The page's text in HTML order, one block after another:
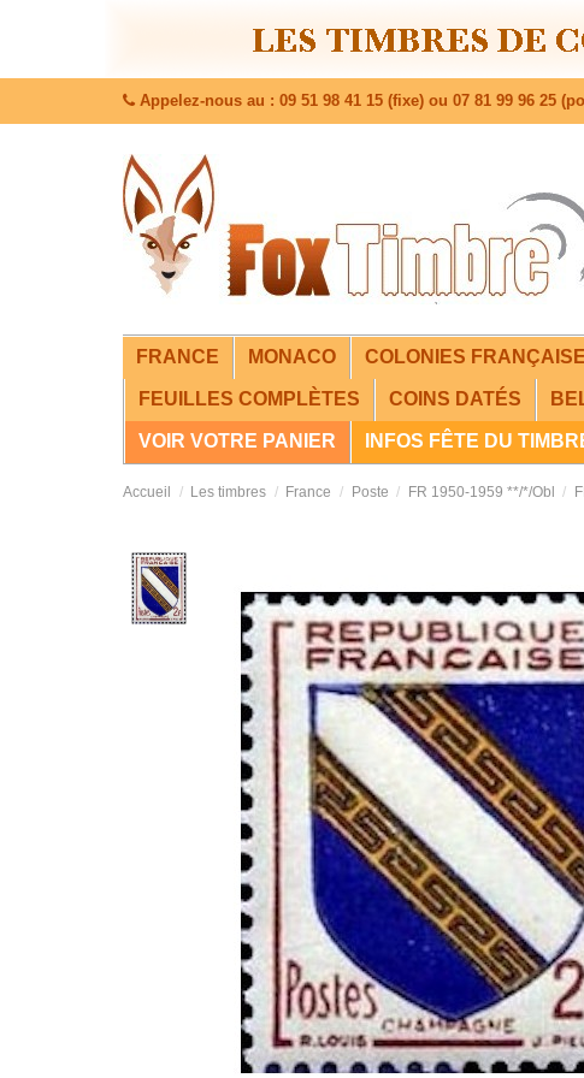
Appelez-nous au : 09 51 98 41 15 (fixe) ou 07 81 99 96 25
FRANCE MONACO COLONIES
FEUILLES COMPLÈTES COINS DATÉS
VOIR VOTRE PANIER INFOS FÊTE DU
Accueil Les timbres France Poste FR 1950-1959 **/*/Obl